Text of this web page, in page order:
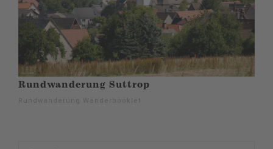
Rundwanderung Suttrop
Rundwanderung Wanderbooklet